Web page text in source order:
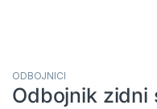
ODBOJNICI
Odbojnik zidni